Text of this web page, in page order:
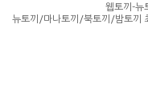
웹토끼-뉴
뉴토끼/마나토끼/북토끼/밤토끼